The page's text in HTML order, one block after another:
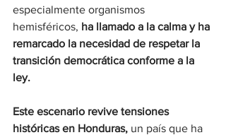
especialmente organismos
hemisféricos, ha llamado a la calma y ha
remarcado la necesidad de respetar la
transición democrática conforme a la
ley.
Este escenario revive tensiones
históricas en Honduras, un país que ha